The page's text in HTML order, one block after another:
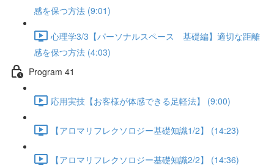
感を保つ方法 (9:01)
心理学3/3【パーソナルスペース 基礎編】適切な距離
感を保つ方法 (4:03)
Program 41
応用実技【お客様が体感できる足軽法】 (9:00)
【アロマリフレクソロジー基礎知識1/2】 (14:23)
【アロマリフレクソロジー基礎知識2/2】 (14:36)